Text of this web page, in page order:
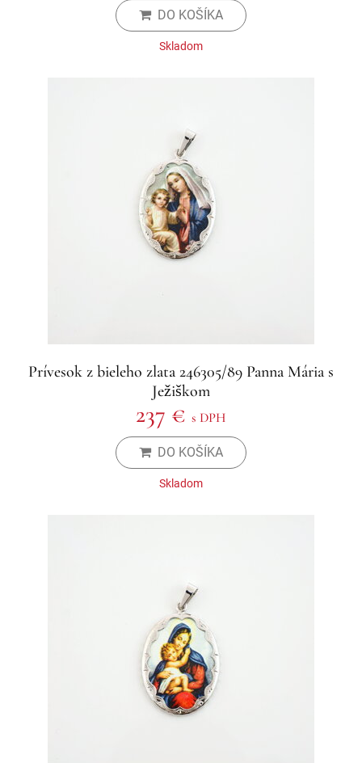
DO KOŠÍKA
Skladom
Prívesok z bieleho zlata 246305/89 Panna Mária s
Ježiškom
237 € s DPH
DO KOŠÍKA
Skladom